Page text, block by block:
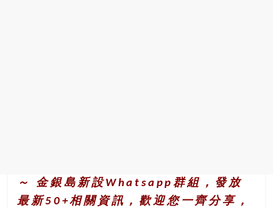
～ 金銀島新設Whatsapp群組，發放
最新50+相關資訊，歡迎您一齊分享，